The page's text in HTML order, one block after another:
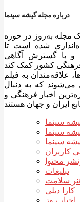
درباره مجله گیشه سینما
مجله به‌روز در حوزه
شده است تا
و با گسترش آگاهی
علاقه‌مندان به فیلم
می‌شوند که به دنبال
اخبار فرهنگی و
سینما
سینما
سینما
کاربران
محتوا
تبلیغات
سلامت
کارا دیلی
اخبار روز